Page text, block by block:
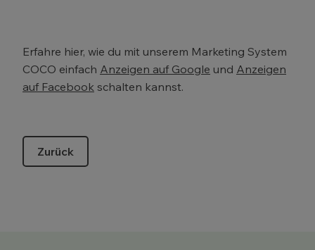
Zurück
Erfahre hier, wie du mit unserem Marketing System
COCO einfach Anzeigen auf Google und Anzeigen
auf Facebook schalten kannst.